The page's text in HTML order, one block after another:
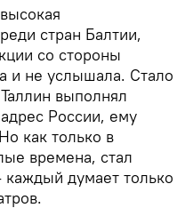
стран Балтии,
со стороны
и не услышала. Стало
выполнял
России, ему
как только в
времена, стал
думает только